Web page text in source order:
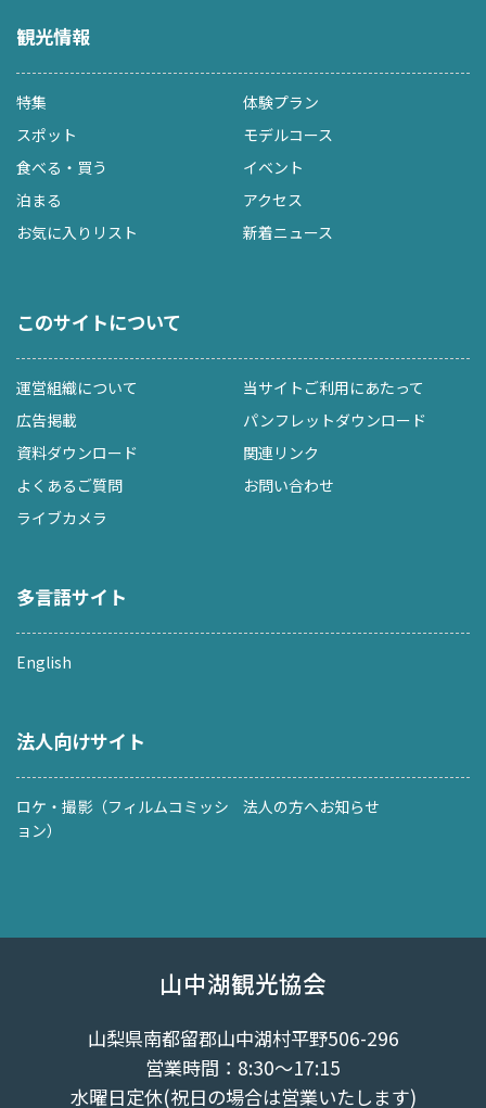
観光情報
特集
体験プラン
スポット
モデルコース
食べる・買う
イベント
泊まる
アクセス
お気に入りリスト
新着ニュース
このサイトについて
運営組織について
当サイトご利用にあたって
広告掲載
パンフレットダウンロード
資料ダウンロード
関連リンク
よくあるご質問
お問い合わせ
ライブカメラ
多言語サイト
English
法人向けサイト
ロケ・撮影（フィルムコミッシ
ョン）
法人の方へお知らせ
山中湖観光協会
山梨県南都留郡山中湖村平野506-296
営業時間：8:30～17:15
水曜日定休(祝日の場合は営業いたします)